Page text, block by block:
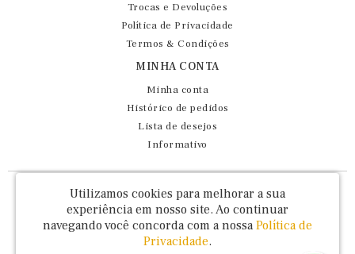
Trocas e Devoluções
Política de Privacidade
Termos & Condições
MINHA CONTA
Minha conta
Histórico de pedidos
Lista de desejos
Informativo
Fernando Maluhy Cia Ltda - CNPJ: 60.458.825/0001-86
Rua Dr Euclydes da Cunha, 47 - Brás - São Paulo / SP - CEP 03016-030
Utilizamos cookies para melhorar a sua
experiência em nosso site. Ao continuar
navegando você concorda com a nossa Política de
Privacidade.